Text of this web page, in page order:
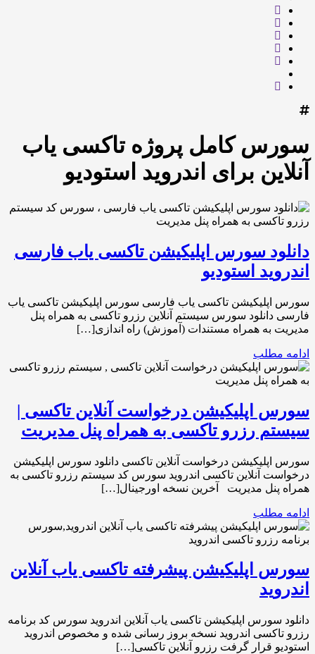
سورس کامل پروژه تاکسی یاب
آنلاین برای اندروید استودیو
دانلود سورس اپلیکیشن تاکسی یاب فارسی
اندروید استودیو
سورس اپلیکیشن تاکسی یاب فارسی سورس اپلیکیشن تاکسی یاب
فارسی دانلود سورس سیستم آنلاین رزرو تاکسی به همراه پنل
مدیریت به همراه مستندات (آموزش) راه اندازی[…]
ادامه مطلب
سورس اپلیکیشن درخواست آنلاین تاکسی |
سیستم رزرو تاکسی به همراه پنل مدیریت
سورس اپلیکیشن درخواست آنلاین تاکسی دانلود سورس اپلیکیشن
درخواست آنلاین تاکسی اندروید سورس کد سیستم رزرو تاکسی به
همراه پنل مدیریت آخرین نسخه اورجینال[…]
ادامه مطلب
سورس اپلیکیشن پیشرفته تاکسی یاب آنلاین
اندروید
دانلود سورس اپلیکیشن تاکسی یاب آنلاین اندروید سورس کد برنامه
رزرو تاکسی اندروید نسخه بروز رسانی شده و مخصوص اندروید
استودیو قرار گرفت رزرو آنلاین تاکسی[…]